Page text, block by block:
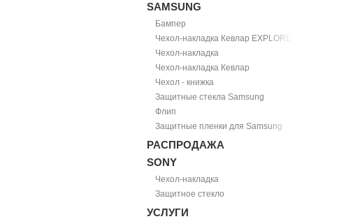
SAMSUNG
Бампер
Чехол-накладка Кевлар EXPLORER
Чехол-накладка
Чехол-накладка Кевлар
Чехол - книжка
Защитные стекла Samsung
Флип
Защитные пленки для Samsung
РАСПРОДАЖА
SONY
Чехол-накладка
Защитное стекло
УСЛУГИ